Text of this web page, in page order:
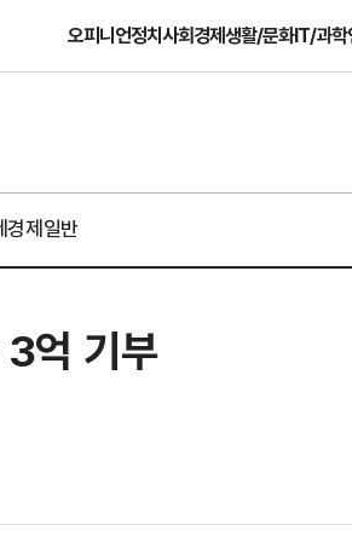
오피니언정치사회경제생활/문화IT/과학
경제일반
억 기부